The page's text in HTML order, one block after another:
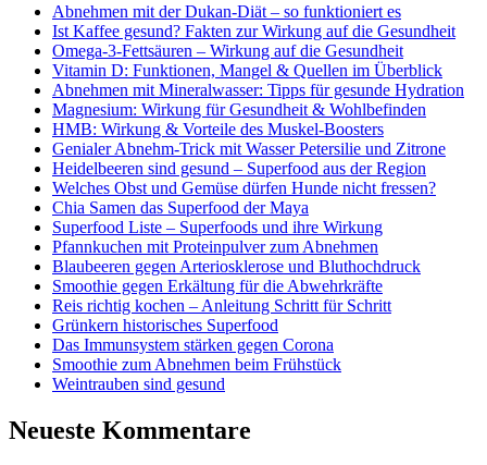
Abnehmen mit der Dukan-Diät – so funktioniert es
Ist Kaffee gesund? Fakten zur Wirkung auf die Gesundheit
Omega-3-Fettsäuren – Wirkung auf die Gesundheit
Vitamin D: Funktionen, Mangel & Quellen im Überblick
Abnehmen mit Mineralwasser: Tipps für gesunde Hydration
Magnesium: Wirkung für Gesundheit & Wohlbefinden
HMB: Wirkung & Vorteile des Muskel-Boosters
Genialer Abnehm-Trick mit Wasser Petersilie und Zitrone
Heidelbeeren sind gesund – Superfood aus der Region
Welches Obst und Gemüse dürfen Hunde nicht fressen?
Chia Samen das Superfood der Maya
Superfood Liste – Superfoods und ihre Wirkung
Pfannkuchen mit Proteinpulver zum Abnehmen
Blaubeeren gegen Arteriosklerose und Bluthochdruck
Smoothie gegen Erkältung für die Abwehrkräfte
Reis richtig kochen – Anleitung Schritt für Schritt
Grünkern historisches Superfood
Das Immunsystem stärken gegen Corona
Smoothie zum Abnehmen beim Frühstück
Weintrauben sind gesund
Neueste Kommentare